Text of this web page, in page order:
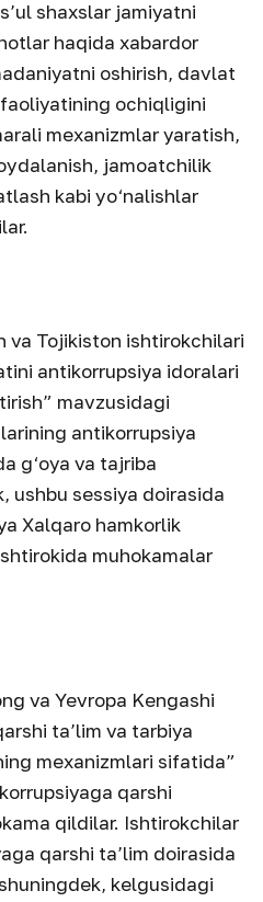
shaxslar jamiyatni
haqida xabardor
oshirish, davlat
ochiqligini
mexanizmlar yaratish,
jamoatchilik
kabi yo‘nalishlar
va Tojikiston ishtirokchilari
antikorrupsiya idoralari
mavzusidagi
antikorrupsiya
g‘oya va tajriba
ushbu sessiya doirasida
Xalqaro hamkorlik
muhokamalar
va Yevropa Kengashi
ta’lim va tarbiya
mexanizmlari sifatida”
qarshi
qildilar. Ishtirokchilar
qarshi ta’lim doirasida
kelgusidagi